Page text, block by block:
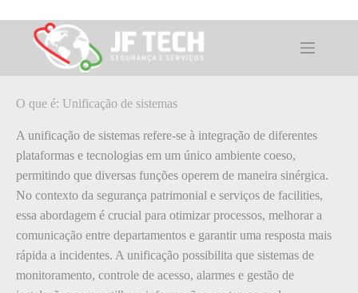
para
conteúdoO que é: Unificação de sistemas
O que é: Unificação de sistemas
A unificação de sistemas refere-se à integração de diferentes
plataformas e tecnologias em um único ambiente coeso,
permitindo que diversas funções operem de maneira sinérgica.
No contexto da segurança patrimonial e serviços de facilities,
essa abordagem é crucial para otimizar processos, melhorar a
comunicação entre departamentos e garantir uma resposta mais
rápida a incidentes. A unificação possibilita que sistemas de
monitoramento, controle de acesso, alarmes e gestão de